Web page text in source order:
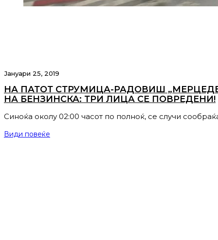
Јануари 25, 2019
НА ПАТОТ СТРУМИЦА-РАДОВИШ
НА БЕНЗИНСКА: ТРИ ЛИЦА СЕ ПОВРЕДЕНИ!
Синоќа околу 02:00 часот по полноќ, се случи
Види повеќе